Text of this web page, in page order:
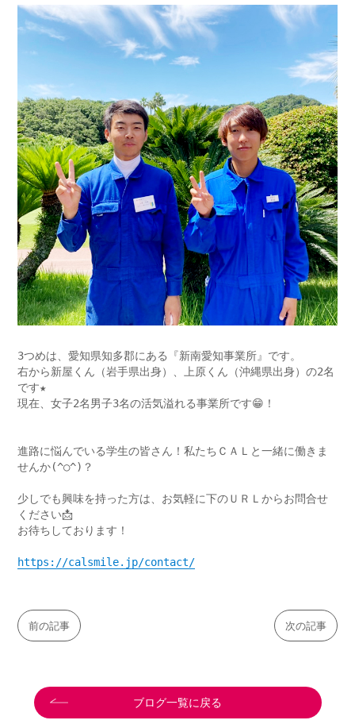
3つめは、愛知県知多郡にある『新南愛知事業所』です。
右から新屋くん（岩手県出身）、上原くん（沖縄県出身）の2名
です★
現在、女子2名男子3名の活気溢れる事業所です😁！
進路に悩んでいる学生の皆さん！私たちＣＡＬと一緒に働きま
せんか(^○^)？
少しでも興味を持った方は、お気軽に下のＵＲＬからお問合せ
ください📩
お待ちしております！
https://calsmile.jp/contact/
前の記事 次の記事
ブログ一覧に戻る